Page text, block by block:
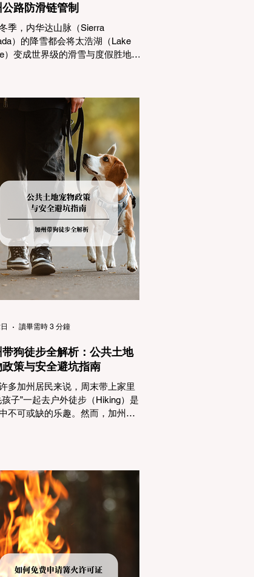
路防滑链管制
季，内华达山脉（Sierra
）的降雪都会将太浩湖（Lake
）变成世界级的滑雪与度假胜地。
(Caltrans) 严格的防滑链管制
Controls)。 不了解这些规定，不
能面临高额罚单或被公路巡警
）劝返，更可能在冰雪路面上引
重的安全事故。本文将为您系统解
州的防滑链政策，帮助您明确自己
型在不同路况下的具体要求，并为
好充足准备。 一、 核心概念：看
R1, R2, R3 管制级别 当恶劣天气
加州交通局会在公路上启动防滑
，并通过电子路牌指示当前的管
。加州采用三个递进的级别（R1
来规范通行车辆： R1 管制
1) 规定内容： 所有车辆必
防滑链。 豁免条件： 乘用车
Trucks）只要配备了雪地轮胎
带狗徒步全解析：公共土地
政策与安全避坑指南
多加州居民来说，周末带上家里
孩子”一起去户外徒步（Hiking）是
不可或缺的乐趣。然而，加州拥
道口才绝望地看到一块大大的
on Trail"（步道严禁犬只） 的
牌，这无疑会彻底毁掉整个周末。
避免“带狗碰壁”，您必须在出发前清
了解不同公共土地系统对宠物政
掌握实用的路线筛选工具，并警惕
特有的野外环境隐患。 一、 破除宠
管辖权迷雾：狗狗到底能去哪
讀畢需時 3 分鐘